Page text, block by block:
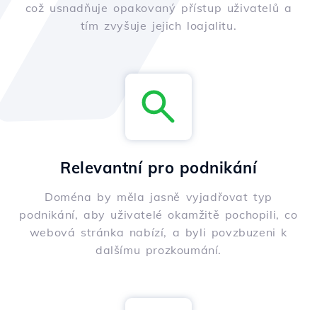
což usnadňuje opakovaný přístup uživatelů a
tím zvyšuje jejich loajalitu.
Relevantní pro podnikání
Doména by měla jasně vyjadřovat typ
podnikání, aby uživatelé okamžitě pochopili, co
webová stránka nabízí, a byli povzbuzeni k
dalšímu prozkoumání.